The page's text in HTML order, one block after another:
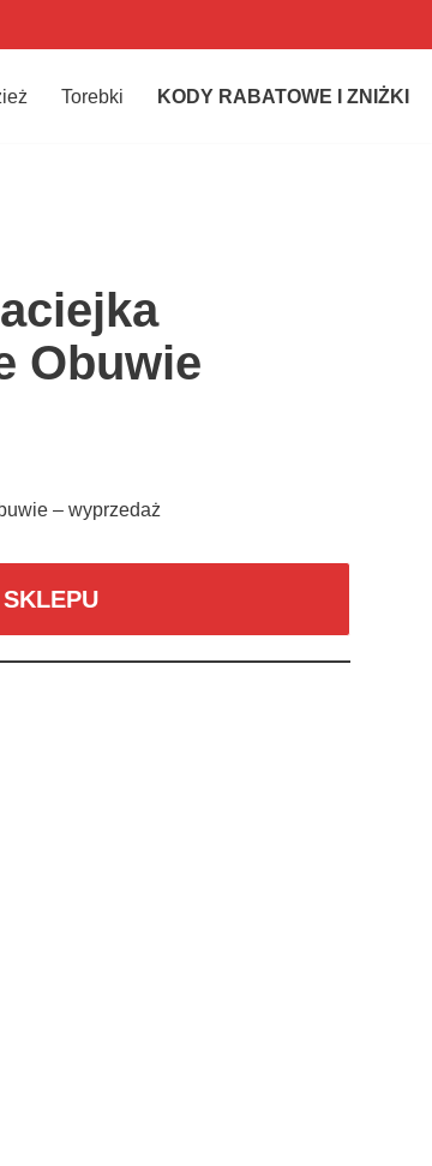
Torebki KODY RABATOWE I ZNIŻKI
Obuwie
– wyprzedaż